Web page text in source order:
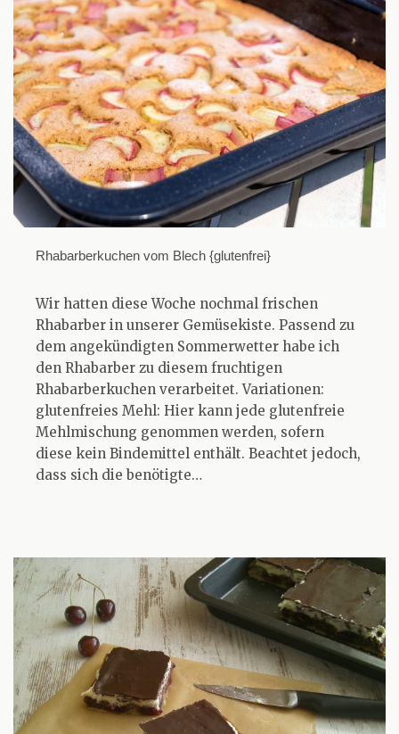
Rhabarberkuchen vom Blech {glutenfrei}
Wir hatten diese Woche nochmal frischen
Rhabarber in unserer Gemüsekiste. Passend zu
dem angekündigten Sommerwetter habe ich
den Rhabarber zu diesem fruchtigen
Rhabarberkuchen verarbeitet. Variationen:
glutenfreies Mehl: Hier kann jede glutenfreie
Mehlmischung genommen werden, sofern
diese kein Bindemittel enthält. Beachtet jedoch,
dass sich die benötigte…